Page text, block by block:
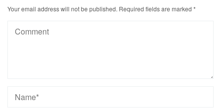
Your email address will not be published. Required fields are marked *